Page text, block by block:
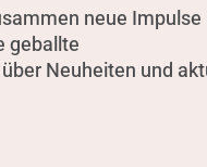
neue Impulse
geballte
Neuheiten und